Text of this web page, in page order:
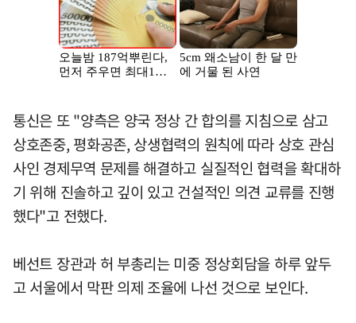
통신은 또 "양측은 양국 정상 간 합의를 지침으로 삼고
상호존중, 평화공존, 상생협력의 원칙에 따라 상호 관심
사인 경제무역 문제를 해결하고 실질적인 협력을 확대하
기 위해 진솔하고 깊이 있고 건설적인 의견 교류를 진행
했다"고 전했다.
베선트 장관과 허 부총리는 미중 정상회담을 하루 앞두
고 서울에서 막판 의제 조율에 나선 것으로 보인다.